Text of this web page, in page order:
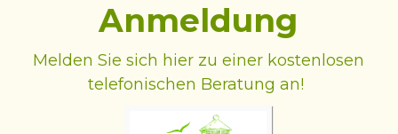
Anmeldung
Melden Sie sich hier zu einer kostenlosen
telefonischen Beratung an!